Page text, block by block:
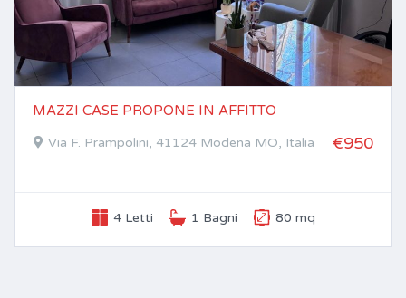
MAZZI CASE PROPONE IN AFFITTO
Via F. Prampolini, 41124 Modena MO, Italia €950
4 Letti 1 Bagni 80 mq